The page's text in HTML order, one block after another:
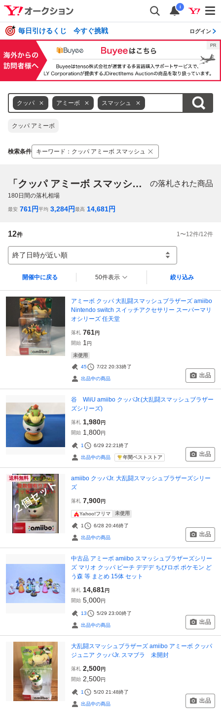
i
毎日引けるくじ 今すぐ挑戦 ログイン
クッパ アミーボ スマッシュ
クッパ アミーボ
検索条件 キーワード ： クッパ アミーボ スマッシュ
「クッパ アミーボ スマッシュ」 の落札された商品
180日間の落札相場
最安 761円平均 3,284円最高 14,681円
12件 1 〜12件/12件
終了日時が近い順
開催中に戻る 50件表示 絞り込み
アミーボ クッパ 大乱闘スマッシュブラザーズ amiibo
Nintendo switch スイッチアクセサリー スーパーマリ
オシリーズ 任天堂
落札 761円
開始 1 円
未使用
45 7/22 20:33終了
出品中の商品 出品
谷 WiiU amiibo クッパJr.(大乱闘スマッシュブラザー
ズシリーズ)
落札 1,980円
開始 1,800円
1 6/29 22:21終了
出品中の商品 年間ベストストア 出品
送料無料
amiibo クッパJr. 大乱闘スマッシュブラザーズシリー
ズ
落札 7,900円
Yahoo!フリマ 未使用
1 6/28 20:46終了
出品中の商品 出品
中古品 アミーボ amiibo スマッシュブラザーズシリー
ズ マリオ クッパ ピーチ デデデ ちびロボ ポケモン ど
う森 等 まとめ 15体 セット
落札 14,681円
開始 5,000円
13 5/29 23:00終了
出品中の商品 出品
大乱闘スマッシュブラザーズ amiibo アミーボ クッパ
ジュニア クッパJr. スマブラ 未開封
落札 2,500円
開始 2,500円
1 5/20 21:48終了
出品中の商品 出品